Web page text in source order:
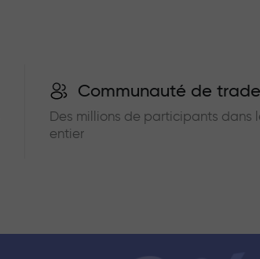
Communauté de
Des millions de participants dans
entier